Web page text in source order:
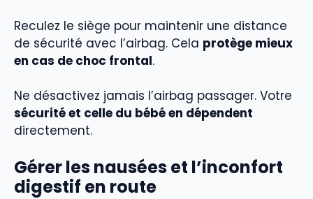
Reculez le siège pour maintenir une distance
de sécurité avec l’airbag. Cela protège mieux
en cas de choc frontal.
Ne désactivez jamais l’airbag passager. Votre
sécurité et celle du bébé en dépendent
directement.
Gérer les nausées et l’inconfort
digestif en route